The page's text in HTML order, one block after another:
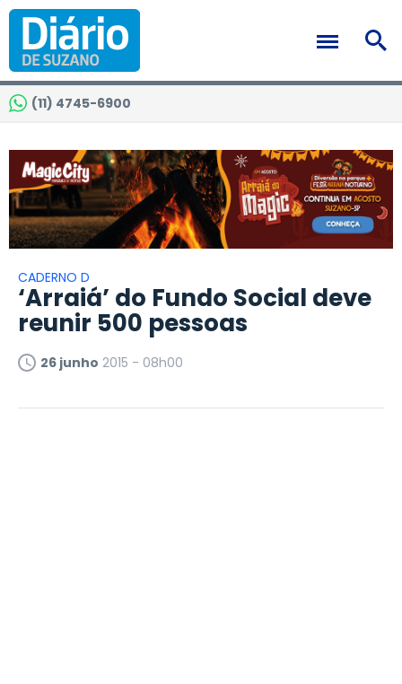
(11) 4745-6900
CADERNO D
‘Arraiá’ do Fundo Social deve
reunir 500 pessoas
26 junho 2015 - 08h00